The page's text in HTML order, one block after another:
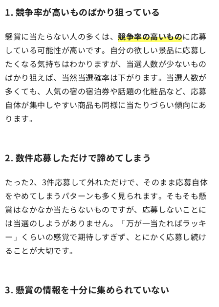
1. 競争率が高いものばかり狙っている
懸賞に当たらない人の多くは、 競争率の高いものに応募
している可能性が高いです。自分の欲しい景品に応募し
たくなる気持ちはわかりますが、当選人数が少ないもの
ばかり狙えば、当然当選確率は下がります。当選人数が
多くても、人気の宿の宿泊券や話題の化粧品など、応募
自体が集中しやすい商品も同様に当たりづらい傾向にあ
ります。
2. 数件応募しただけで諦めてしまう
たった2、3件応募して外れただけで、そのまま応募自体
をやめてしまうパターンも多く見られます。そもそも懸
賞はなかなか当たらないものですが、応募しないことに
は当選のしようがありません。「万が一当たればラッキ
ー」くらいの感覚で期待しすぎず、とにかく応募し続け
ることが大切です。
3. 懸賞の情報を十分に集められていない